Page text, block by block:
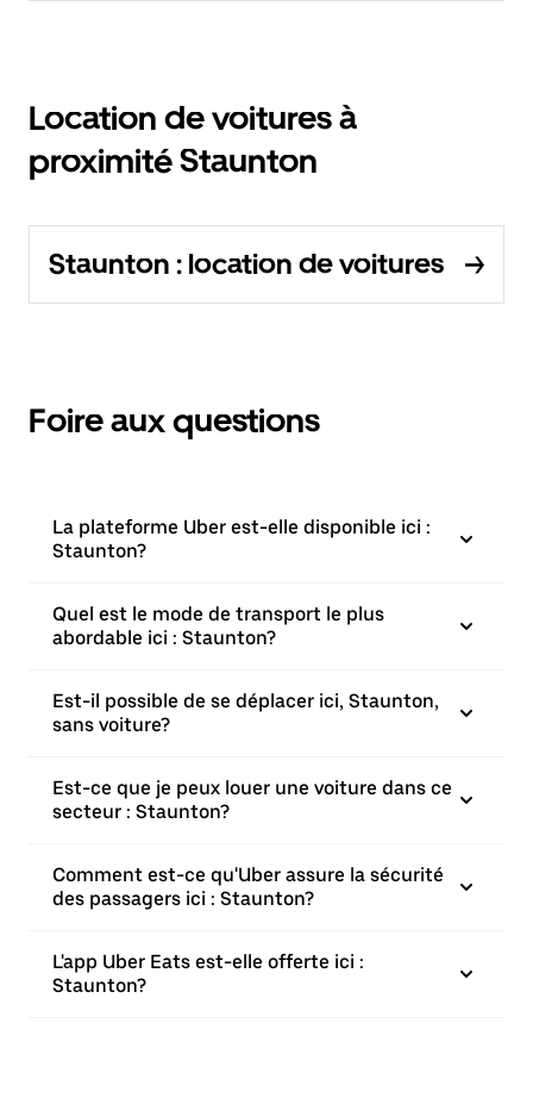
Location de voitures à
proximité Staunton
Staunton : location de voitures
Foire aux questions
La plateforme Uber est-elle disponible ici :
Staunton?
Quel est le mode de transport le plus
abordable ici : Staunton?
Est-il possible de se déplacer ici, Staunton,
sans voiture?
Est-ce que je peux louer une voiture dans ce
secteur : Staunton?
Comment est-ce qu'Uber assure la sécurité
des passagers ici : Staunton?
L'app Uber Eats est-elle offerte ici :
Staunton?